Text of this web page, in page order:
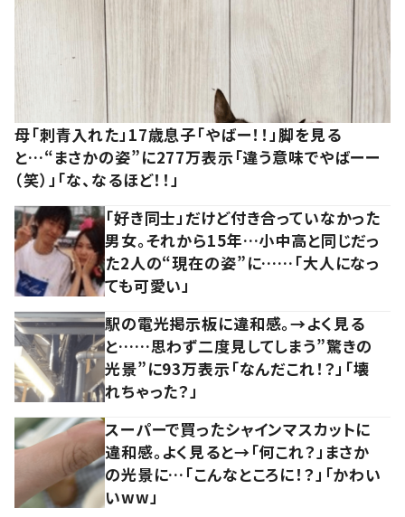
母「刺青入れた」17歳息子「やばー！！」脚を見る
と…“まさかの姿”に277万表示「違う意味でやばーー
（笑）」「な、なるほど！！」
「好き同士」だけど付き合っていなかった
男女。それから15年…小中高と同じだっ
た2人の“現在の姿”に……「大人になっ
ても可愛い」
駅の電光掲示板に違和感。→よく見る
と……思わず二度見してしまう”驚きの
光景”に93万表示「なんだこれ！？」「壊
れちゃった？」
スーパーで買ったシャインマスカットに
違和感。よく見ると→「何これ？」まさか
の光景に…「こんなところに！？」「かわい
いww」